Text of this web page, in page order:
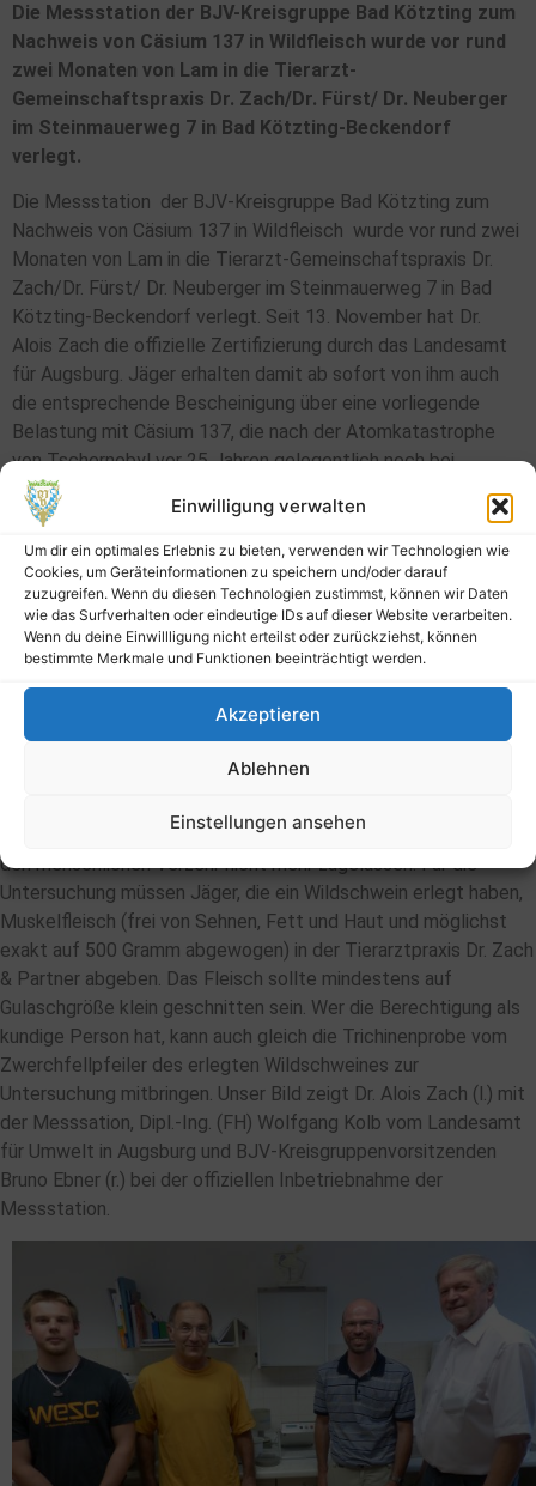
Einwilligung verwalten
Um dir ein optimales Erlebnis zu bieten, verwenden wir Technologien wie
Cookies, um Geräteinformationen zu speichern und/oder darauf
zuzugreifen. Wenn du diesen Technologien zustimmst, können wir Daten
wie das Surfverhalten oder eindeutige IDs auf dieser Website verarbeiten.
Wenn du deine Einwillligung nicht erteilst oder zurückziehst, können
bestimmte Merkmale und Funktionen beeinträchtigt werden.
Akzeptieren
Ablehnen
Einstellungen ansehen
Die Messstation der BJV-Kreisgruppe Bad Kötzting zum
Nachweis von Cäsium 137 in Wildfleisch wurde vor rund
zwei Monaten von Lam in die Tierarzt-
Gemeinschaftspraxis Dr. Zach/Dr. Fürst/ Dr. Neuberger
im Steinmauerweg 7 in Bad Kötzting-Beckendorf
verlegt.
Die Messstation der BJV-Kreisgruppe Bad Kötzting zum
Nachweis von Cäsium 137 in Wildfleisch wurde vor rund zwei
Monaten von Lam in die Tierarzt-Gemeinschaftspraxis Dr.
Zach/Dr. Fürst/ Dr. Neuberger im Steinmauerweg 7 in Bad
Kötzting-Beckendorf verlegt. Seit 13. November hat Dr.
Alois Zach die offizielle Zertifizierung durch das Landesamt
für Augsburg. Jäger erhalten damit ab sofort von ihm auch
die entsprechende Bescheinigung über eine vorliegende
Belastung mit Cäsium 137, die nach der Atomkatastrophe
von Tschernobyl vor 25 Jahren gelegentlich noch bei
Wildschweinen festgestellt wird. Diese Bescheinigung ist
erforderlich, um eine entsprechende Entschädigung durch
den Freistaat Bayern zu erhalten. Der Vorsitzende der BJV-
Kreisgruppe Bad Kötzting, Bruno Ebner, begrüßte bei der
jüngsten Sitzung der erweiterten Vorstandschaft die
Tatsache, dass nun an einem zentralen Ort die
Untersuchungen auf Strahlenbelastung und Trichinenbefall
durchgeführt werden können. Mitten in der herbstlichen
Jagdsaison sei das ein wichtiges Signal, dass die
Kreisgruppe allen Jägern diesen Service bietet.
Becquerel pro Kilogramm festgestellt, so ist das Fleisch für
den menschlichen Verzehr nicht mehr zugelassen. Für die
Untersuchung müssen Jäger, die ein Wildschwein erlegt haben,
Muskelfleisch (frei von Sehnen, Fett und Haut und möglichst
exakt auf 500 Gramm abgewogen) in der Tierarztpraxis Dr. Zach
& Partner abgeben. Das Fleisch sollte mindestens auf
Gulaschgröße klein geschnitten sein. Wer die Berechtigung als
kundige Person hat, kann auch gleich die Trichinenprobe vom
Zwerchfellpfeiler des erlegten Wildschweines zur
Untersuchung mitbringen. Unser Bild zeigt Dr. Alois Zach (l.) mit
der Messsation, Dipl.-Ing. (FH) Wolfgang Kolb vom Landesamt
für Umwelt in Augsburg und BJV-Kreisgruppenvorsitzenden
Bruno Ebner (r.) bei der offiziellen Inbetriebnahme der
Messstation.